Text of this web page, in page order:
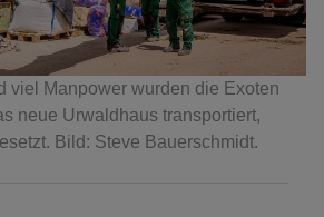
viel Manpower wurden die Exoten
neue Urwaldhaus transportiert,
Bild: Steve Bauerschmidt.